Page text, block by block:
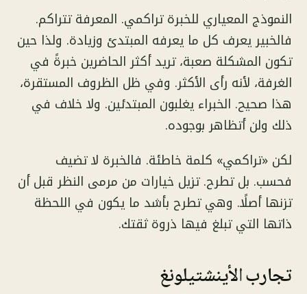
النموذج المعياري للخبرة تراكمي. المعرفة تتراكم.
فالخبير يعرف كل ما يعرفه المبتدئ وزيادة. ولذا حين
تكون المشكلة صعبة، تريد أكثر الحاضرين خبرةً في
الغرفة، لأنه رأى الأكثر. وفي ظل الظروف المستقرة،
هذا صحيح. الخبراء يغلبون المبتدئين. ولا خلاف في
ذلك ولن أتظاهر بوجوده.
لكن «تراكمي» كلمة خاطئة. فالخبرة لا تضيف
فحسب. بل تطرح. تزيل خيارات من مرمى النظر قبل أن
تزنها أصلًا. وهي تطرح بأشد ما يكون في اللحظة
ذاتها التي تبلغ فيها ذروة ثقتك.
تجارب الأينشتيلونغ